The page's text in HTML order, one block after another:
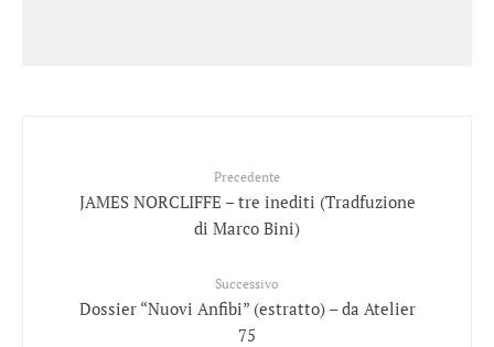
Precedente
JAMES NORCLIFFE – tre inediti (Tradfuzione
di Marco Bini)
Successivo
Dossier “Nuovi Anfibi” (estratto) – da Atelier
75